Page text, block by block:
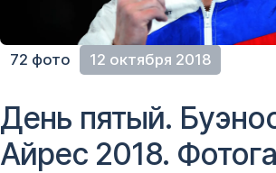
72 фото 12 октября 2018
День пятый.
Айрес 2018.